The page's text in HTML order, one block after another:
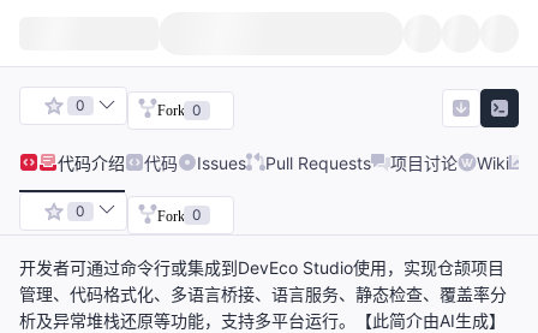
0 Fork 0
代码介绍 代码 Issues Pull Requests 项目讨论 Wiki
0 Fork 0
开发者可通过命令行或集成到DevEco Studio使用，实现仓颉项目
管理、代码格式化、多语言桥接、语言服务、静态检查、覆盖率分
析及异常堆栈还原等功能，支持多平台运行。【此简介由AI生成】